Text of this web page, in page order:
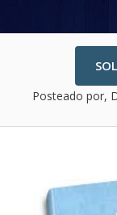
Posteado por,